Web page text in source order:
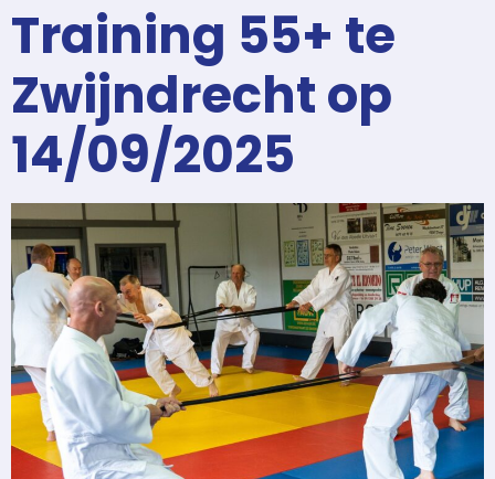
Training 55+ te
Zwijndrecht op
14/09/2025